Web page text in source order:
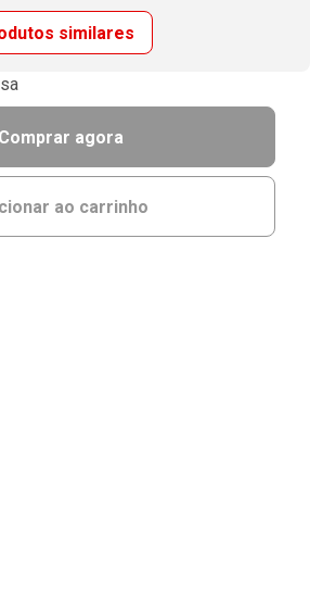
similares
Comprar agora
ao carrinho